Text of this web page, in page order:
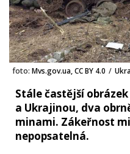
foto: Mvs.gov.ua, CC BY 4.0 /
Stále častější
a Ukrajinou, dva
minami. Zákeřnost
nepopsatelná.